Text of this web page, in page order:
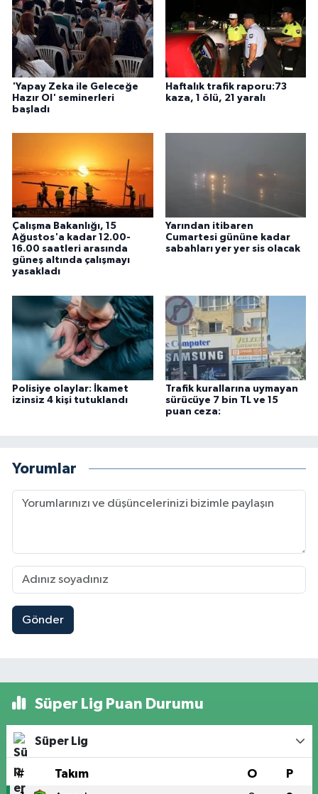
'Yapay Zeka ile Geleceğe
Hazır Ol' seminerleri
başladı
Haftalık trafik raporu:73
kaza, 1 ölü, 21 yaralı
Çalışma Bakanlığı, 15
Ağustos'a kadar 12.00-
16.00 saatleri arasında
güneş altında çalışmayı
yasakladı
Yarından itibaren
Cumartesi gününe kadar
sabahları yer yer sis olacak
Polisiye olaylar: İkamet
izinsiz 4 kişi tutuklandı
Trafik kurallarına uymayan
sürücüye 7 bin TL ve 15
puan ceza:
Yorumlar
Gönder
Süper Lig Puan Durumu
Süper Lig
# Takım O P